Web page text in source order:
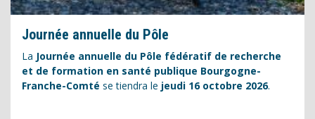
Journée annuelle du Pôle
La Journée annuelle du Pôle fédératif de recherche
et de formation en santé publique Bourgogne-
Franche-Comté se tiendra le jeudi 16 octobre 2026.